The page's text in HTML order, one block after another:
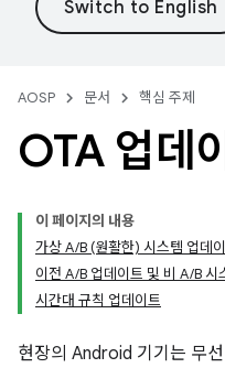
AOSP 문서 핵심 주제
OTA 업데
이 페이지의 내용
가상 A/B (원활한) 시스템 업데
이전 A/B 업데이트 및 비 A/B 시
시간대 규칙 업데이트
현장의 Android 기기는 무